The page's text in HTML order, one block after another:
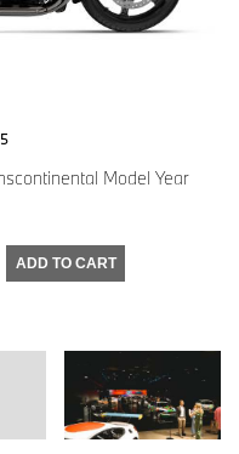
Model Year
ADD TO CART